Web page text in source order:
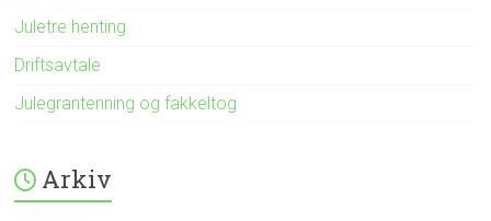
Juletre henting
Driftsavtale
Julegrantenning og fakkeltog
Arkiv